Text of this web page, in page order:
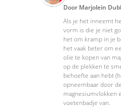
Door Marjolein
Als je het inneemt
vorm is die je niet
het om kramp in je
het vaak beter om
olie te kopen van
op de plekken te
behoefte aan hebt
opneembaar door
magnesiumvlokken
voetenbadje van.